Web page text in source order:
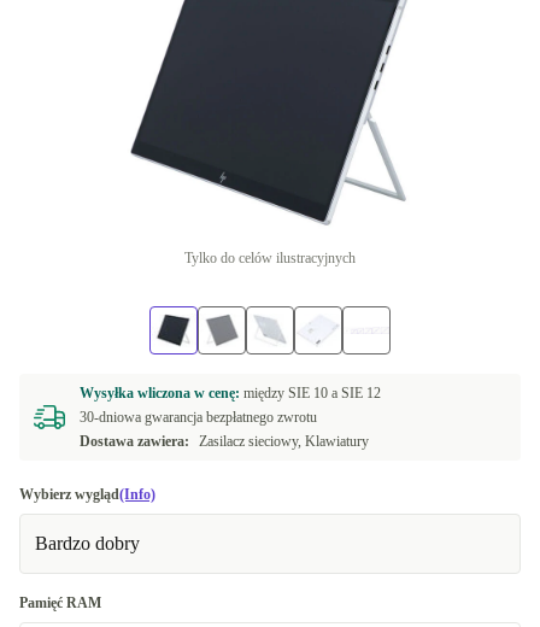
Tylko do celów ilustracyjnych
Wysyłka wliczona w cenę: między SIE 10 a SIE 12
30-dniowa gwarancja bezpłatnego zwrotu
Dostawa zawiera:
Zasilacz sieciowy, Klawiatury
Wybierz wygląd(Info)
Bardzo dobry
Pamięć RAM